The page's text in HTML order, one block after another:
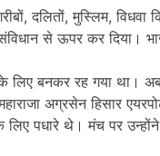
दलितों, मुस्लिम,
से ऊपर कर दिया।
बनकर रह गया था।
अग्रसेन हिसार
पधारे थे। मंच पर